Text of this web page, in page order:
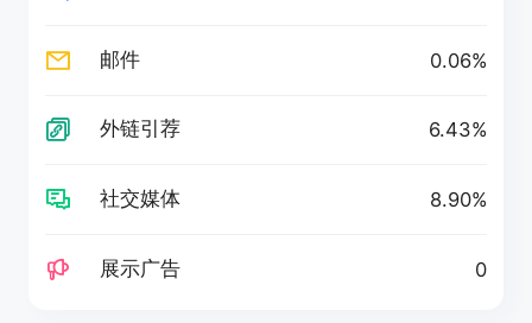
邮件 0.06%
外链引荐 6.43%
社交媒体 8.90%
展示广告 0